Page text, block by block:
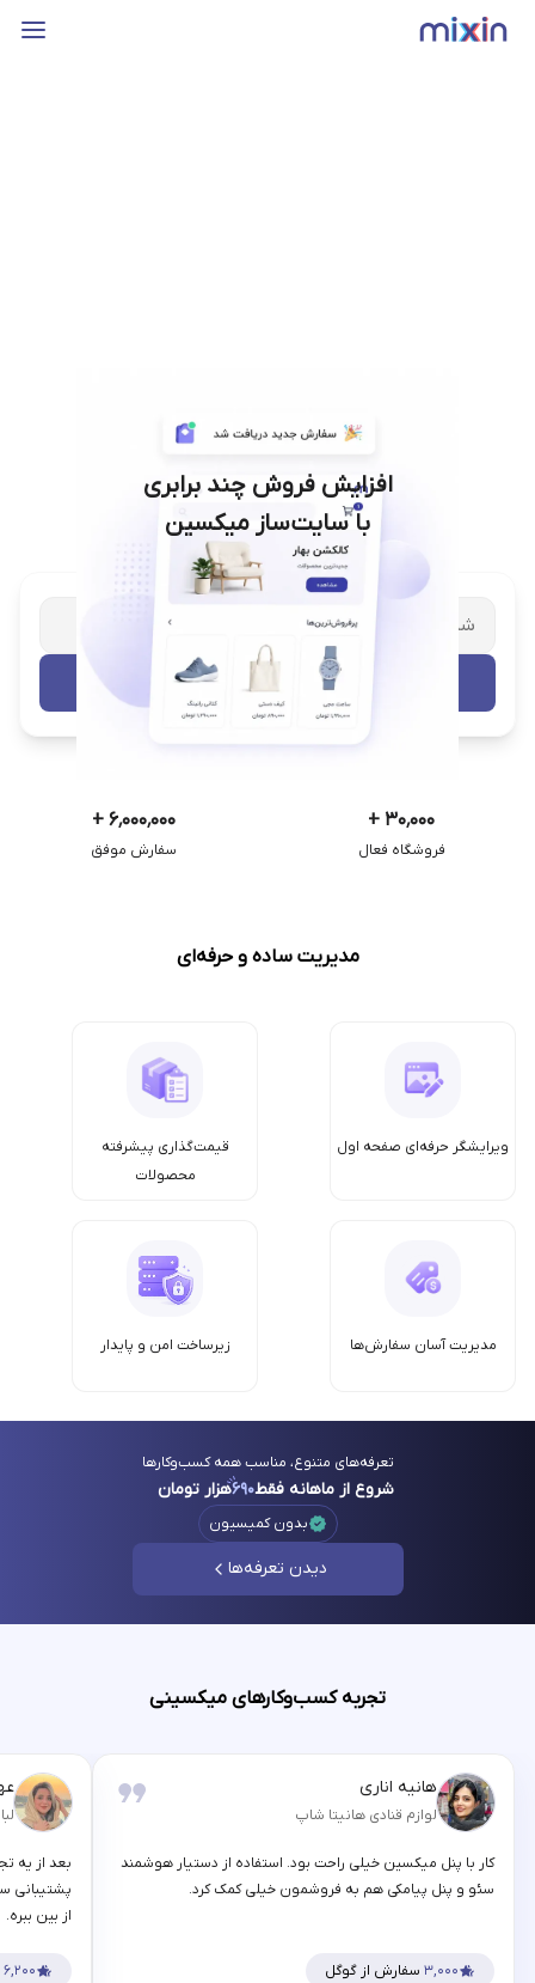
افزایش فروش چند برابری
با سایت‌ساز میکسین
شریک تجاری ترب با پشتیبانی اختصاصی
تست رایگان
۳۰٬۰۰۰ +
فروشگاه فعال
۶٬۰۰۰٬۰۰۰ +
سفارش موفق
مدیریت ساده و حرفه‌ای
ویرایشگر حرفه‌ای صفحه اول
قیمت‌گذاری پیشرفته
محصولات
مدیریت آسان سفارش‌ها زیرساخت امن‌ و پایدار
تعرفه‌های متنوع، مناسب همه کسب‌وکارها
شروع از ماهانه فقط۶۹۰هزار تومان
بدون کمیسیون
دیدن تعرفه‌ها
تجربه کسب‌وکارهای میکسینی
هانیه اناری
لوازم قنادی هانیتا شاپ
کار با پنل میکسین خیلی راحت بود. استفاده از دستیار هوشمند
سئو و پنل پیامکی هم به فروشمون خیلی کمک کرد.
۳,۰۰۰ سفارش از گوگل
بعد از یه
پشتیبانی
از بین ببره.
۶,۲۰۰